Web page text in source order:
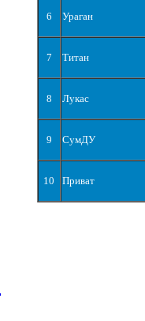
6 Ураган
7 Титан
8 Лукас
9 СумДУ
10 Приват